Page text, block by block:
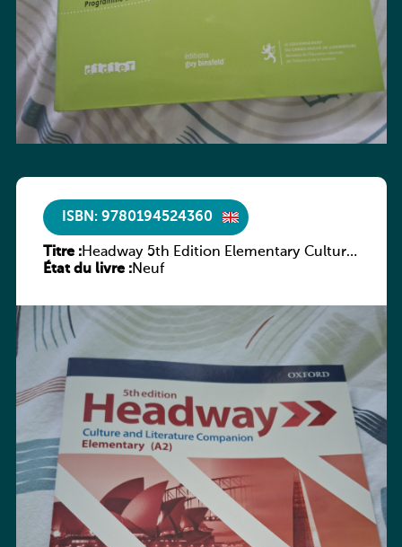
ISBN: 9780194524360
Titre :Headway 5th Edition Elementary Culture
and Literature Companion
État du livre :Neuf